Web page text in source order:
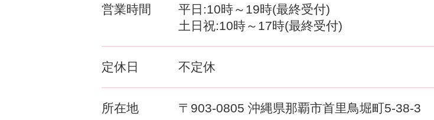
営業時間
平日:10時～19時(最終受付)
土日祝:10時～17時(最終受付)
定休日 不定休
所在地 〒903-0805 沖縄県那覇市首里鳥堀町5-38-3